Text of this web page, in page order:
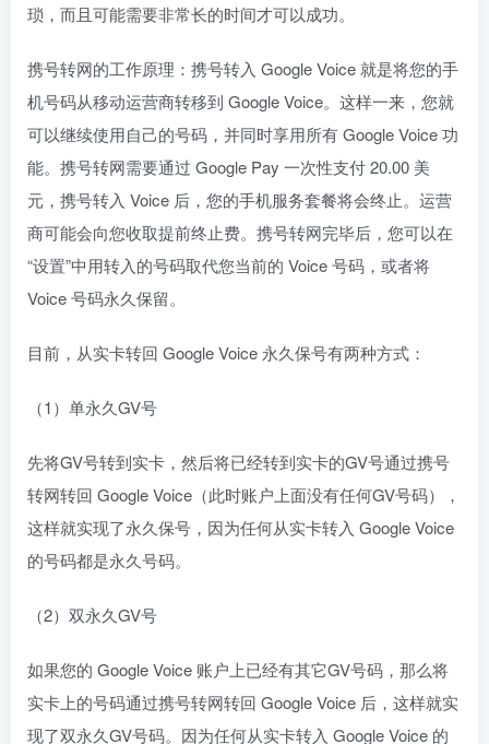
琐，而且可能需要非常长的时间才可以成功。
携号转网的工作原理：携号转入 Google Voice 就是将您的手
机号码从移动运营商转移到 Google Voice。这样一来，您就
可以继续使用自己的号码，并同时享用所有 Google Voice 功
能。携号转网需要通过 Google Pay 一次性支付 20.00 美
元，携号转入 Voice 后，您的手机服务套餐将会终止。运营
商可能会向您收取提前终止费。携号转网完毕后，您可以在
“设置”中用转入的号码取代您当前的 Voice 号码，或者将
Voice 号码永久保留。
目前，从实卡转回 Google Voice 永久保号有两种方式：
（1）单永久GV号
先将GV号转到实卡，然后将已经转到实卡的GV号通过携号
转网转回 Google Voice（此时账户上面没有任何GV号码），
这样就实现了永久保号，因为任何从实卡转入 Google Voice
的号码都是永久号码。
（2）双永久GV号
如果您的 Google Voice 账户上已经有其它GV号码，那么将
实卡上的号码通过携号转网转回 Google Voice 后，这样就实
现了双永久GV号码。因为任何从实卡转入 Google Voice 的